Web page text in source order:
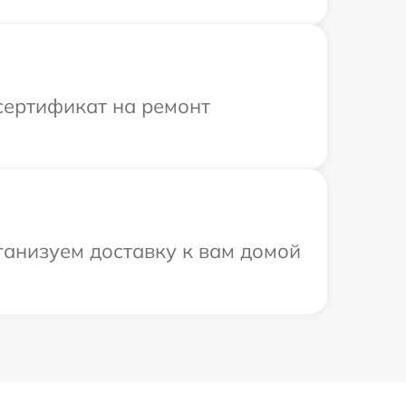
на ремонт
доставку к вам домой